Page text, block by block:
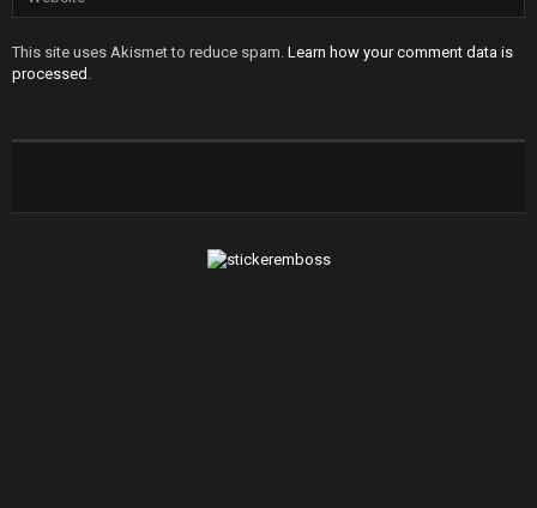
This site uses Akismet to reduce spam. Learn how your comment data is
processed